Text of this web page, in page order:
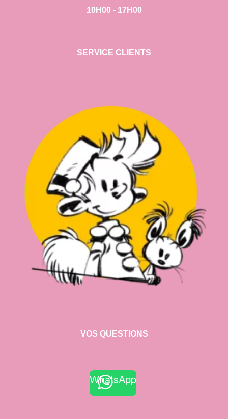
10H00 - 17H00
SERVICE CLIENTS
VOS QUESTIONS
WhatsApp